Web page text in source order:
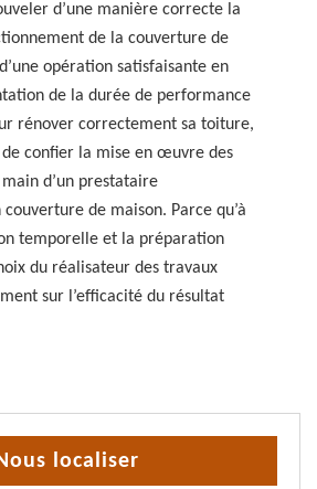
d’une manière correcte la
de la couverture de
opération satisfaisante en
de la durée de performance
rénover correctement sa toiture,
confier la mise en œuvre des
d’un prestataire
de maison. Parce qu’à
temporelle et la préparation
du réalisateur des travaux
sur l’efficacité du résultat
localiser